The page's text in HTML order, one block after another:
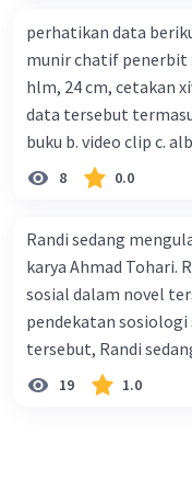
serangan virus
tersebut. B. Para
corona yang menjadi
karena
mawas diri dan
serangan virus
D. Virus corona
perhatikan data berikut! judul : gurunya manusia
munir chatif penerbit : kaifa learning dimensi : xx = 256
hlm, 24 cm, cetakan xiv, juni 2014 ,
data tersebut
buku b. video clip c.
8 0.0
Randi sedang
karya Ahmad Tohari.
sosial dalam novel
pendekatan sosiologi sastra.
tersebut, Randi
deskriptif B.
19 1.0